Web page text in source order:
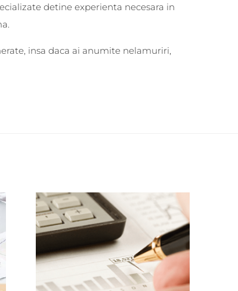
detine experienta necesara in
insa daca ai anumite nelamuriri,